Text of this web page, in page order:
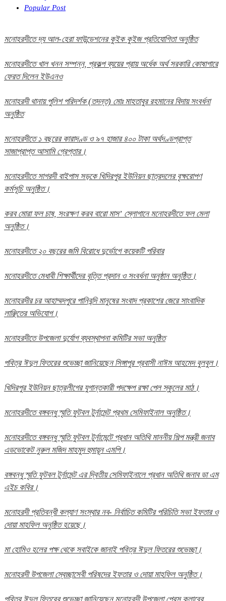
Popular Post
মনোহরদীতে দ্য আল-হেরা ফাউন্ডেশনের কুইক কুইজ প্রতিযোগিতা অনুষ্ঠিত
মনোহরদীতে খাল খনন সম্পন্ন, প্রকল্প ব্যয়ের প্রায় অর্ধেক অর্থ সরকারি কোষাগারে
ফেরত দিলেন ইউএনও
মনোহরদী থানায় পুলিশ পরিদর্শক (তদন্ত) মোঃ মাহতাবুর রহমানের বিদায় সংবর্ধনা
অনুষ্ঠিত
মনোহরদীতে ১ বছরের কারাদণ্ড ও ৯৭ হাজার ৪০০ টাকা অর্থদণ্ডপ্রাপ্ত
সাজাপ্রাপ্ত আসামি গ্রেপ্তার।
মনোহরদীতে সাগরদী বাইপাস সড়কে খিদিরপুর ইউনিয়ন ছাত্রদলের বৃক্ষরোপণ
কর্মসূচি অনুষ্ঠিত।
করব মোরা ফল চাষ, সংরক্ষণ করব বারো মাস’ স্লোগানে মনোহরদীতে ফল মেলা
অনুষ্ঠিত।
মনোহরদীতে ২০ বছরের জমি বিরোধে দুর্ভোগে কয়েকটি পরিবার
মনোহরদীতে মেধাবী শিক্ষার্থীদের বৃত্তি প্রদান ও সংবর্ধনা অনুষ্ঠান অনুষ্ঠিত।
মনোহরদীর চর আহাম্মদপুরে পানিবন্দি মানুষের সংবাদ প্রকাশের জেরে সাংবাদিক
লাঞ্ছিতের অভিযোগ।
মনোহরদীতে উপজেলা দুর্যোগ ব্যবস্থাপনা কমিটির সভা অনুষ্ঠিত
পবিত্র ঈদুল ফিতরের শুভেচ্ছা জানিয়েছেন সিঙ্গাপুর প্রবাসী নাঈম আহমেদ বুলবুল।
খিদিরপুর ইউনিয়ন ছাত্রলীগের যুগান্তকারী পদক্ষেপ রক্ষা পেল স্কুলের মাঠ।
মনোহরদীতে বঙ্গবন্ধু স্মৃতি ফুটবল টুর্নামেন্ট প্রথম সেমিফাইনাল অনুষ্ঠিত।
মনোহরদীতে বঙ্গবন্ধু স্মৃতি ফুটবল টুর্নামেন্টে প্রধান অতিথি মাননীয় শিল্প মন্ত্রী জনাব
এডভোকেট নুরুল মজিদ মাহমুদ হুমায়ূন এমপি।
বঙ্গবন্ধু স্মৃতি ফুটবল টুর্নামেন্ট এর দ্বিতীয় সেমিফাইনালে প্রধান অতিথি জনাব ডা এম
এইচ কবির।
মনোহরদী প্রতিবন্ধী কল্যাণ সংস্থার নব- নির্বাচিত কমিটির পরিচিতি সভা ইফতার ও
দোয়া মাহফিল অনুষ্ঠিত হয়েছে।
মা হোমিও হলের পক্ষ থেকে সবাইকে জানাই পবিত্র ঈদুল ফিতরের শুভেচ্ছা।
মনোহরদী উপজেলা স্বেচ্ছাসেবী পরিষদের ইফতার ও দোয়া মাহফিল অনুষ্ঠিত।
পবিত্র ঈদুল ফিতরের শুভেচ্ছা জানিয়েছেন মনোহরদী উপজেলা প্রেস ক্লাবের